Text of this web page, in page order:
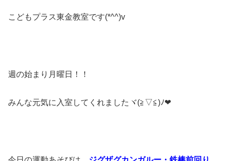
こどもプラス東金教室です(*^^)v
週の始まり月曜日！！
みんな元気に入室してくれましたヾ(≧▽≦)ﾉ❤